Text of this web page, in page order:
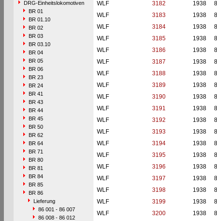
DRG-Einheitslokomotiven
BR 01
BR 01.10
BR 02
BR 03
BR 03.10
BR 04
BR 05
BR 06
BR 23
BR 24
BR 41
BR 43
BR 44
BR 45
BR 50
BR 62
BR 64
BR 71
BR 80
BR 81
BR 84
BR 85
BR 86
Lieferung
86 001 - 86 007
86 008 - 86 012
WLF
3182 1938
WLF
3183 1938
WLF
3184 1938
WLF
3185 1938
WLF
3186 1938
WLF
3187 1938
WLF
3188 1938
WLF
3189 1938
WLF
3190 1938
WLF
3191 1938
WLF
3192 1938
WLF
3193 1938
WLF
3194 1938
WLF
3195 1938
WLF
3196 1938
WLF
3197 1938
WLF
3198 1938
WLF
3199 1938
WLF
3200 1938